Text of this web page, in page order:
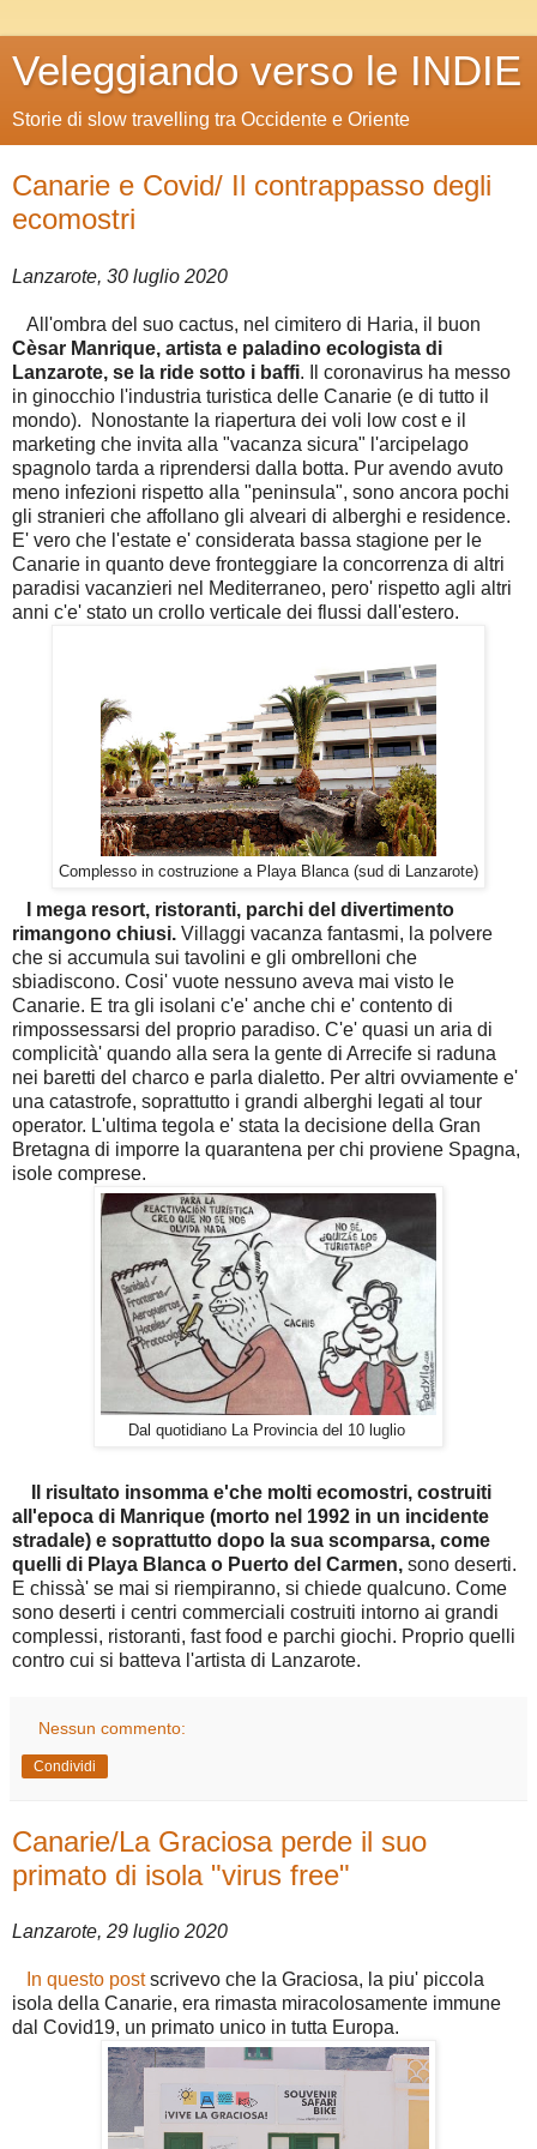
Veleggiando verso le INDIE
Storie di slow travelling tra Occidente e Oriente
Canarie e Covid/ Il contrappasso degli
ecomostri
Lanzarote, 30 luglio 2020
All'ombra del suo cactus, nel cimitero di Haria, il buon
Cèsar Manrique, artista e paladino ecologista di
Lanzarote, se la ride sotto i baffi. Il coronavirus ha messo
in ginocchio l'industria turistica delle Canarie (e di tutto il
mondo). Nonostante la riapertura dei voli low cost e il
marketing che invita alla "vacanza sicura" l'arcipelago
spagnolo tarda a riprendersi dalla botta. Pur avendo avuto
meno infezioni rispetto alla "peninsula", sono ancora pochi
gli stranieri che affollano gli alveari di alberghi e residence.
E' vero che l'estate e' considerata bassa stagione per le
Canarie in quanto deve fronteggiare la concorrenza di altri
paradisi vacanzieri nel Mediterraneo, pero' rispetto agli altri
anni c'e' stato un crollo verticale dei flussi dall'estero.
Complesso in costruzione a Playa Blanca (sud di Lanzarote)
I mega resort, ristoranti, parchi del divertimento
rimangono chiusi. Villaggi vacanza fantasmi, la polvere
che si accumula sui tavolini e gli ombrelloni che
sbiadiscono. Cosi' vuote nessuno aveva mai visto le
Canarie. E tra gli isolani c'e' anche chi e' contento di
rimpossessarsi del proprio paradiso. C'e' quasi un aria di
complicità' quando alla sera la gente di Arrecife si raduna
nei baretti del charco e parla dialetto. Per altri ovviamente e'
una catastrofe, soprattutto i grandi alberghi legati al tour
operator. L'ultima tegola e' stata la decisione della Gran
Bretagna di imporre la quarantena per chi proviene Spagna,
isole comprese.
Dal quotidiano La Provincia del 10 luglio
Il risultato insomma e'che molti ecomostri, costruiti
all'epoca di Manrique (morto nel 1992 in un incidente
stradale) e soprattutto dopo la sua scomparsa, come
quelli di Playa Blanca o Puerto del Carmen, sono deserti.
E chissà' se mai si riempiranno, si chiede qualcuno. Come
sono deserti i centri commerciali costruiti intorno ai grandi
complessi, ristoranti, fast food e parchi giochi. Proprio quelli
contro cui si batteva l'artista di Lanzarote.
Nessun commento:
Condividi
Canarie/La Graciosa perde il suo
primato di isola "virus free"
Lanzarote, 29 luglio 2020
In questo postscrivevo che la Graciosa, la piu' piccola
isola della Canarie, era rimasta miracolosamente immune
dal Covid19, un primato unico in tutta Europa.